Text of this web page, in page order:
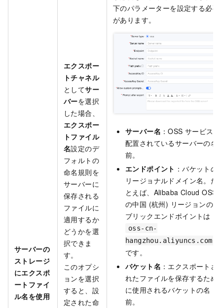
サーバーの
ストレージ
にエクスポ
ートファイ
ル名を使用
エクスポー
トチャネル
としてサー
バーを選択
した場合、
エクスポー
トファイル
名設定のデ
フォルトの
命名規則を
サーバーに
保存される
ファイルに
適用するか
どうかを選
択できま
す。
このオプシ
ョンを選択
すると、設
定された命
下のパラメーターを設定する必要
があります。
サーバー名 ：OSS サービスが
配置されているサーバーの名
前。
エンドポイント ：バケットの
リージョナルドメイン名。た
とえば、Alibaba Cloud OSS
の中国 (杭州) リージョンのパ
ブリックエンドポイントは
oss-cn-
hangzhou.aliyuncs.com
です。
バケット名 ：エクスポートさ
れたファイルを保存するため
に使用されるバケットの名
前。